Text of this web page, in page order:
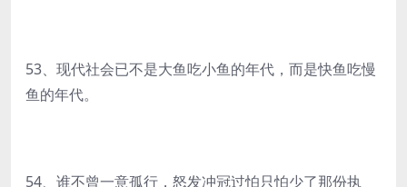
53、现代社会已不是大鱼吃小鱼的年代，而是快鱼吃慢
鱼的年代。
54、谁不曾一意孤行，怒发冲冠过怕只怕少了那份执